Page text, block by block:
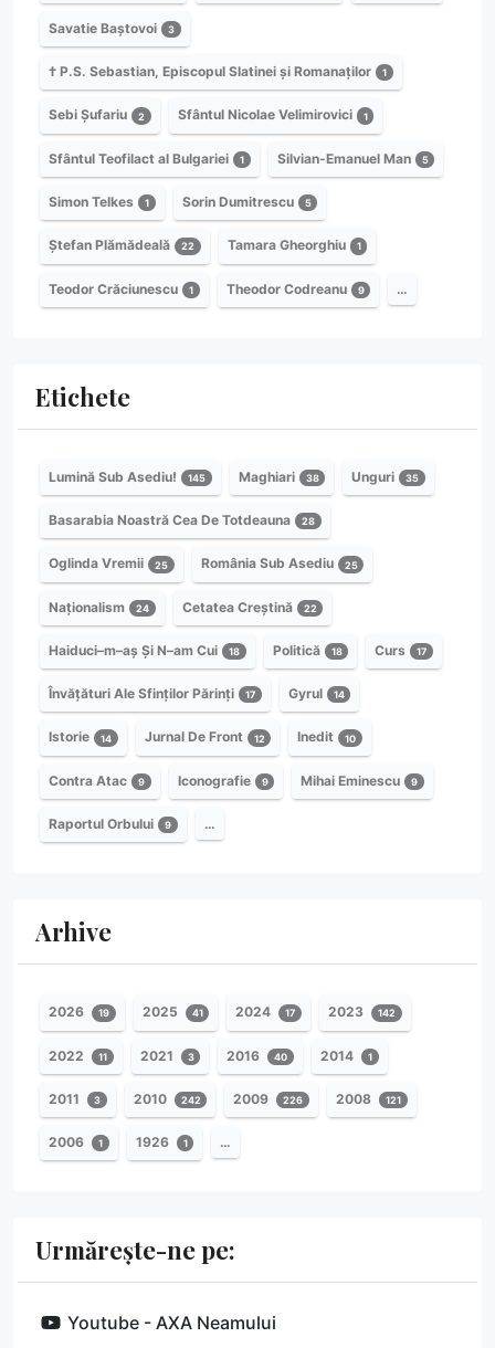
Savatie Baștovoi 3
† P.S. Sebastian, Episcopul Slatinei și Romanaților 1
Sebi Șufariu 2 Sfântul Nicolae Velimirovici 1
Sfântul Teofilact al Bulgariei 1 Silvian-Emanuel Man 5
Simon Telkes 1 Sorin Dumitrescu 5
Ștefan Plămădeală 22 Tamara Gheorghiu 1
Teodor Crăciunescu 1 Theodor Codreanu 9 …
Etichete
Lumină Sub Asediu! 145 Maghiari 38 Unguri 35
Basarabia Noastră Cea De Totdeauna 28
Oglinda Vremii 25 România Sub Asediu 25
Naționalism 24 Cetatea Creștină 22
Haiduci–m–aș Și N–am Cui 18 Politică 18 Curs 17
Învățături Ale Sfinților Părinți 17 Gyrul 14
Istorie 14 Jurnal De Front 12 Inedit 10
Contra Atac 9 Iconografie 9 Mihai Eminescu 9
Raportul Orbului 9 …
Arhive
2026 19 2025 41 2024 17 2023 142
2022 11 2021 3 2016 40 2014 1
2011 3 2010 242 2009 226 2008 121
2006 1 1926 1 …
Urmărește-ne pe:
Youtube - AXA Neamului